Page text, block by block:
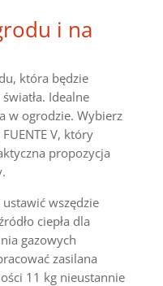
i na
która będzie
Idealne
w ogrodzie. Wybierz
V, który
propozycja
ustawić wszędzie
ciepła dla
gazowych
zasilana
11 kg nieustannie